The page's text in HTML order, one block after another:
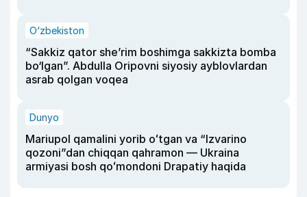
O‘zbekiston
“Sakkiz qator she’rim boshimga sakkizta bomba
bo‘lgan”. Abdulla Oripovni siyosiy ayblovlardan
asrab qolgan voqea
Dunyo
Mariupol qamalini yorib oʻtgan va “Izvarino
qozoni”dan chiqqan qahramon — Ukraina
armiyasi bosh qoʻmondoni Drapatiy haqida